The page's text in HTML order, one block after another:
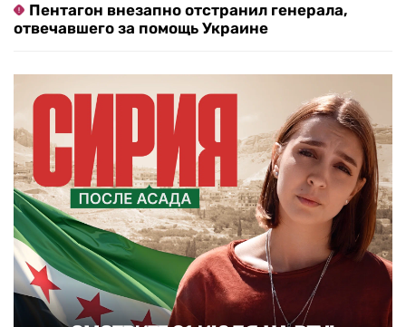
Пентагон внезапно отстранил генерала,
отвечавшего за помощь Украине